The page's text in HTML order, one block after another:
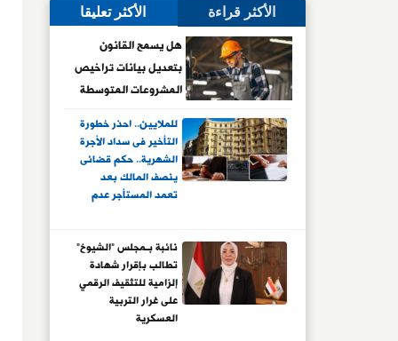
الأكثر قراءة الأكثر تعليقا
هل يسمح القانون
بتعديل بيانات تراخيص
المشروعات المتوسطة
للملايين.. احذر خطورة
التأخير فى سداد الأجرة
الشهرية.. حكم قضائى
ينصف المالك بعد
تعمد المستأجر عدم
المتأخرة والتعويض
قرارات تضمنها الحكم
في آنٍ واحد
نائبة بـمجلس "الشيوخ"
تطالب بإقرار شهادة
إلزامية للتثقيف الرقمي
على غرار التربية
العسكرية